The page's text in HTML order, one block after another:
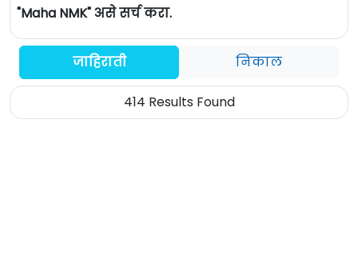
"Maha NMK" असे सर्च करा.
जाहिराती निकाल
414 Results Found